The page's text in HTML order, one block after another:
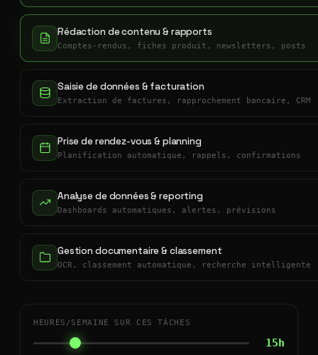
Rédaction de contenu & rapports
Comptes-rendus, fiches produit, newsletters, posts
Saisie de données & facturation
Extraction de factures, rapprochement bancaire, CRM
Prise de rendez-vous & planning
Planification automatique, rappels, confirmations
Analyse de données & reporting
Dashboards automatiques, alertes, prévisions
Gestion documentaire & classement
OCR, classement automatique, recherche intelligente
HEURES/SEMAINE SUR CES TÂCHES
15h